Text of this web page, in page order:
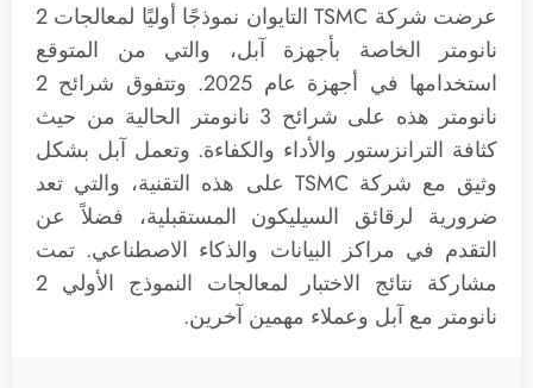
عرضت شركة TSMC التايوان نموذجًا أوليًا لمعالجات 2
نانومتر الخاصة بأجهزة آبل، والتي من المتوقع
استخدامها في أجهزة عام 2025. وتتفوق شرائح 2
نانومتر هذه على شرائح 3 نانومتر الحالية من حيث
كثافة الترانزستور والأداء والكفاءة. وتعمل آبل بشكل
وثيق مع شركة TSMC على هذه التقنية، والتي تعد
ضرورية لرقائق السيليكون المستقبلية، فضلاً عن
التقدم في مراكز البيانات والذكاء الاصطناعي. تمت
مشاركة نتائج الاختبار لمعالجات النموذج الأولي 2
نانومتر مع آبل وعملاء مهمين آخرين.